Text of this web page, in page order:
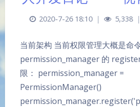
2020-7-26 18:10 | 5,338 |
当前架构 当前权限管理大概是命
permission_manager 的
限： permission_manager =
PermissionManager()